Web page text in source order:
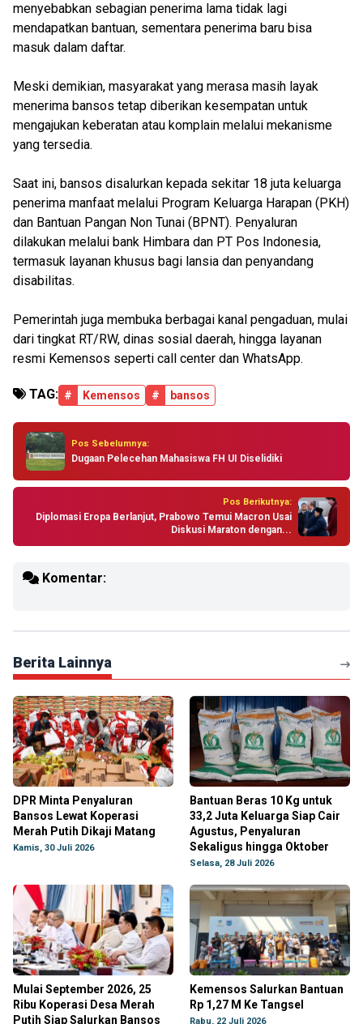
menyebabkan sebagian penerima lama tidak lagi
mendapatkan bantuan, sementara penerima baru bisa
masuk dalam daftar.
Meski demikian, masyarakat yang merasa masih layak
menerima bansos tetap diberikan kesempatan untuk
mengajukan keberatan atau komplain melalui mekanisme
yang tersedia.
Saat ini, bansos disalurkan kepada sekitar 18 juta keluarga
penerima manfaat melalui Program Keluarga Harapan (PKH)
dan Bantuan Pangan Non Tunai (BPNT). Penyaluran
dilakukan melalui bank Himbara dan PT Pos Indonesia,
termasuk layanan khusus bagi lansia dan penyandang
disabilitas.
Pemerintah juga membuka berbagai kanal pengaduan, mulai
dari tingkat RT/RW, dinas sosial daerah, hingga layanan
resmi Kemensos seperti call center dan WhatsApp.
TAG: # Kemensos # bansos
Pos Sebelumnya:
Dugaan Pelecehan Mahasiswa FH UI Diselidiki
Pos Berikutnya:
Diplomasi Eropa Berlanjut, Prabowo Temui Macron Usai
Diskusi Maraton dengan...
Komentar:
Berita Lainnya
DPR Minta Penyaluran
Bansos Lewat Koperasi
Merah Putih Dikaji Matang
Kamis, 30 Juli 2026
Bantuan Beras 10 Kg untuk
33,2 Juta Keluarga Siap Cair
Agustus, Penyaluran
Sekaligus hingga Oktober
Selasa, 28 Juli 2026
Mulai September 2026, 25
Ribu Koperasi Desa Merah
Putih Siap Salurkan Bansos
Kemensos Salurkan Bantuan
Rp 1,27 M Ke Tangsel
Rabu, 22 Juli 2026